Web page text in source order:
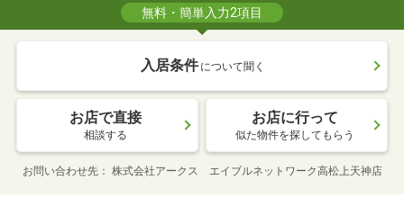
無料・簡単入力2項目
入居条件 について聞く
お店で直接
相談する
お店に行って
似た物件を探してもらう
お問い合わせ先 株式会社アークス エイブルネットワーク高松上天神店